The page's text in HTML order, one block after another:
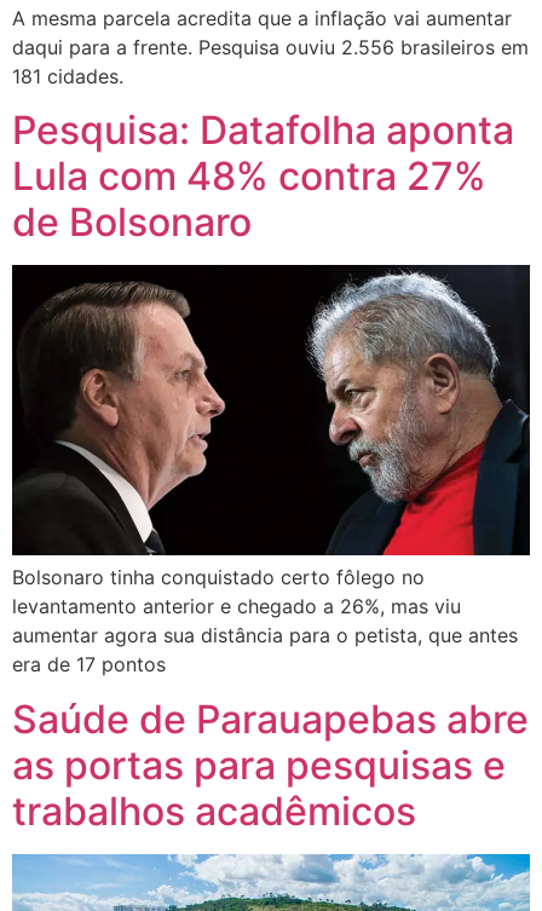
A mesma parcela acredita que a inflação vai aumentar
daqui para a frente. Pesquisa ouviu 2.556 brasileiros em
181 cidades.
Pesquisa: Datafolha aponta
Lula com 48% contra 27%
de Bolsonaro
Bolsonaro tinha conquistado certo fôlego no
levantamento anterior e chegado a 26%, mas viu
aumentar agora sua distância para o petista, que antes
era de 17 pontos
Saúde de Parauapebas abre
as portas para pesquisas e
trabalhos acadêmicos